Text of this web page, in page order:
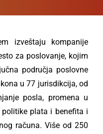
izveštaju kompanije
za poslovanje, kojim
područja poslovne
u 77 jurisdikcija, od
posla, promena u
plata i benefita i
računa. Više od 250